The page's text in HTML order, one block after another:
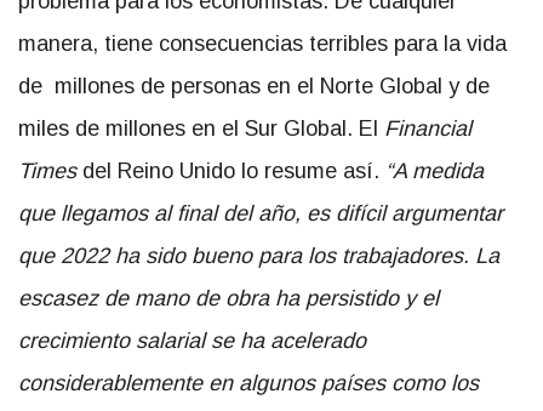
manera, tiene consecuencias terribles para la vida
de millones de personas en el Norte Global y de
miles de millones en el Sur Global. El Financial
Timesdel Reino Unido lo resume así. “A medida
que llegamos al final del año, es difícil argumentar
que 2022 ha sido bueno para los trabajadores. La
escasez de mano de obra ha persistido y el
crecimiento salarial se ha acelerado
considerablemente en algunos países como los